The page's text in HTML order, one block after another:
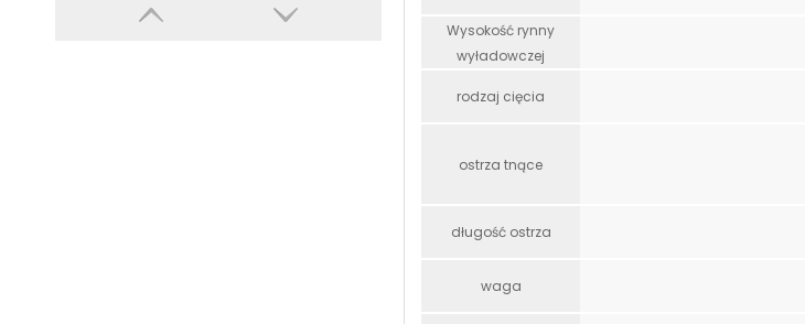
Wysokość rynny
wyładowczej
rodzaj cięcia
ostrza tnące
długość ostrza
waga